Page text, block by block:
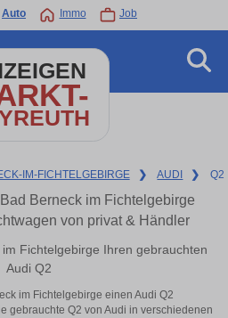
Auto Immo Job
IM-FICHTELGEBIRGE ❯ AUDI ❯ Q2
Berneck im Fichtelgebirge
von privat & Händler
Fichtelgebirge Ihren gebrauchten
Audi Q2
im Fichtelgebirge einen Audi Q2
gebrauchte Q2 von Audi in verschiedenen